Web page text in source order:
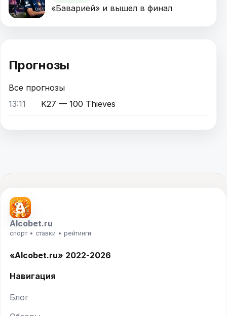
«Баварией» и вышел в финал
Прогнозы
Все прогнозы
13:11
K27 — 100 Thieves
Alcobet.ru
спорт • ставки • рейтинги
«Alcobet.ru» 2022-2026
Навигация
Блог